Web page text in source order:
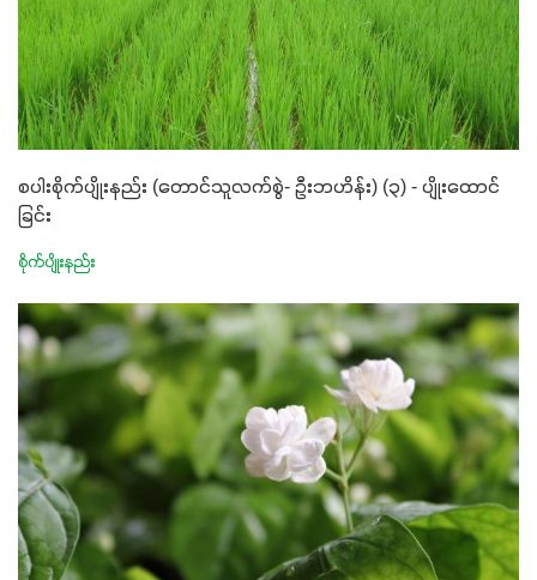
စပါးစိုက်ပျိုးနည်း (တောင်သူလက်စွဲ- ဦးဘဟိန်း) (၃) - ပျိုးထောင်
ခြင်း
စိုက်ပျိုးနည်း